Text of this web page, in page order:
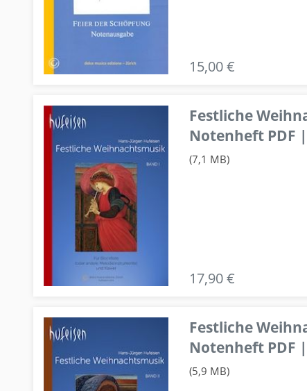
15,00 €
Festliche
Notenheft PDF
(7,1 MB)
17,90 €
Festliche
Notenheft PDF
(5,9 MB)